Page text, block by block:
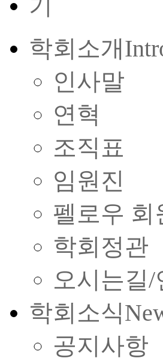
학회소개
인사말
연혁
조직표
임원진
펠로우 회
학회정관
오시는길/
학회소식
공지사항